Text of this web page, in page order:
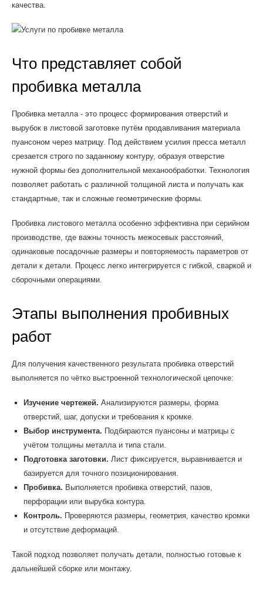
качества.
Что представляет собой
пробивка металла
Пробивка металла - это процесс формирования отверстий и
вырубок в листовой заготовке путём продавливания материала
пуансоном через матрицу. Под действием усилия пресса металл
срезается строго по заданному контуру, образуя отверстие
нужной формы без дополнительной механообработки. Технология
позволяет работать с различной толщиной листа и получать как
стандартные, так и сложные геометрические формы.
Пробивка листового металла особенно эффективна при серийном
производстве, где важны точность межосевых расстояний,
одинаковые посадочные размеры и повторяемость параметров от
детали к детали. Процесс легко интегрируется с гибкой, сваркой и
сборочными операциями.
Этапы выполнения пробивных
работ
Для получения качественного результата пробивка отверстий
выполняется по чётко выстроенной технологической цепочке:
Изучение чертежей. Анализируются размеры, форма
отверстий, шаг, допуски и требования к кромке.
Выбор инструмента. Подбираются пуансоны и матрицы с
учётом толщины металла и типа стали.
Подготовка заготовки. Лист фиксируется, выравнивается и
базируется для точного позиционирования.
Пробивка. Выполняется пробивка отверстий, пазов,
перфорации или вырубка контура.
Контроль. Проверяются размеры, геометрия, качество кромки
и отсутствие деформаций.
Такой подход позволяет получать детали, полностью готовые к
дальнейшей сборке или монтажу.